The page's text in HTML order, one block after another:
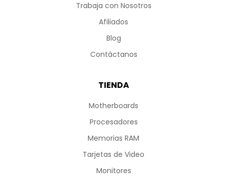
Trabaja con Nosotros
Afiliados
Blog
Contáctanos
TIENDA
Motherboards
Procesadores
Memorias RAM
Tarjetas de Video
Monitores